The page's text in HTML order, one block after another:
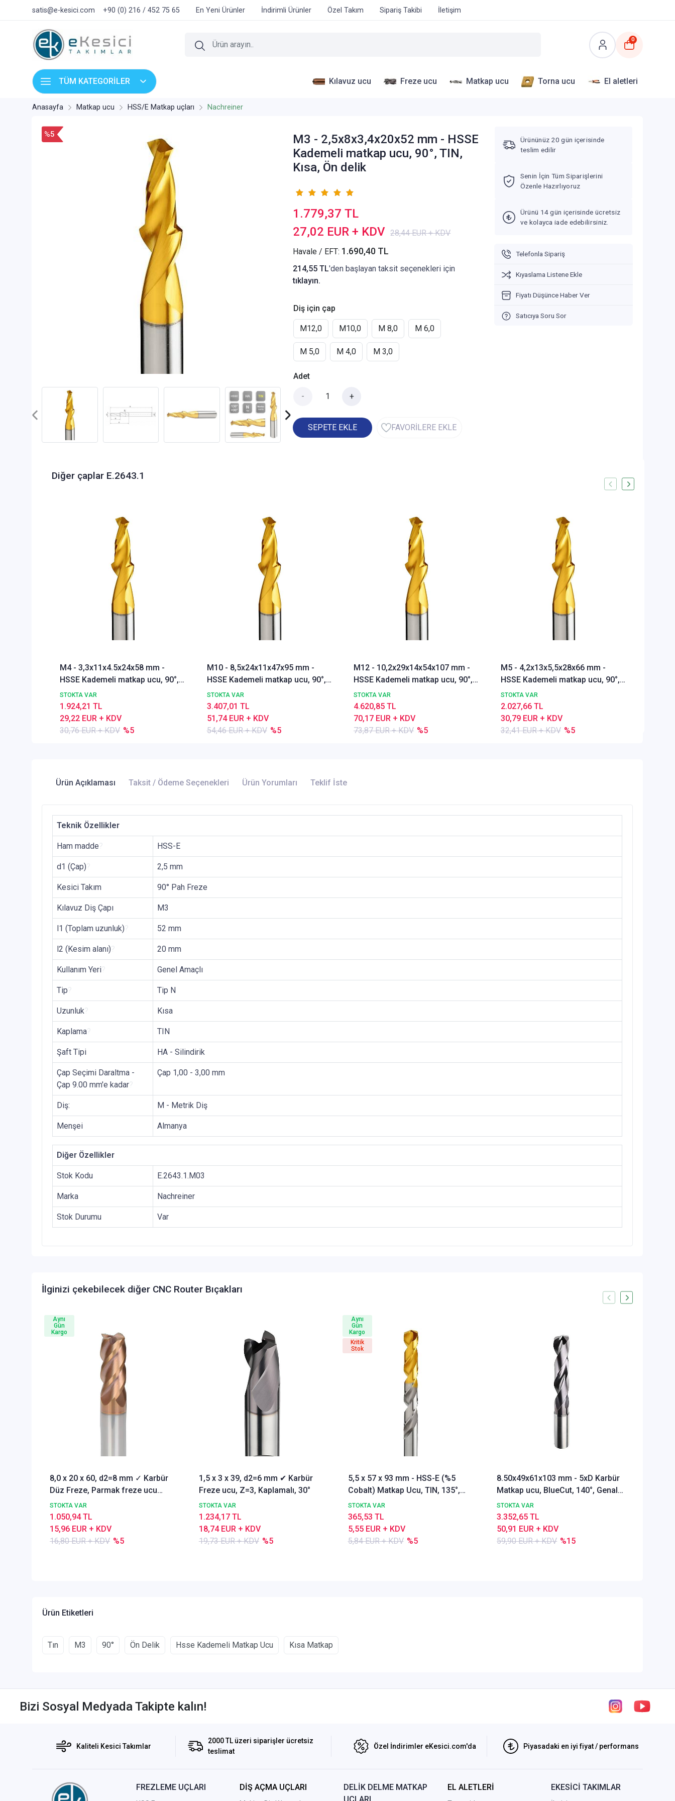
satis@e-kesici.com +90 (0) 216 / 452 75 65 En Yeni Ürünler İndirimli Ürünler Özel Takım Sipariş Takibi İletişim
0
TÜM KATEGORİLER Kılavuz ucu Freze ucu Matkap ucu Torna ucu El aletleri
Anasayfa Matkap ucu HSS/E Matkap uçları Nachreiner
%5
Diğer çaplar E.2643.1
M4 - 3,3x11x4.5x24x58 mm -
HSSE Kademeli matkap ucu, 90°,
TIN, Kısa, Ön delik
STOKTA VAR
30,76 EUR + KDV %5
29,22 EUR + KDV
1.924,21 TL
M10 - 8,5x24x11x47x95 mm -
HSSE Kademeli matkap ucu, 90°,
TIN, Kısa, Ön delik
STOKTA VAR
54,46 EUR + KDV %5
51,74 EUR + KDV
3.407,01 TL
M12 - 10,2x29x14x54x107 mm -
HSSE Kademeli matkap ucu, 90°,
TIN, Kısa, Ön delik
STOKTA VAR
73,87 EUR + KDV %5
70,17 EUR + KDV
4.620,85 TL
M5 - 4,2x13x5,5x28x66 mm -
HSSE Kademeli matkap ucu, 90°,
TIN, Kısa, Ön delik
STOKTA VAR
32,41 EUR + KDV %5
30,79 EUR + KDV
2.027,66 TL
M3 - 2,5x8x3,4x20x52 mm - HSSE
Kademeli matkap ucu, 90°, TIN,
Kısa, Ön delik
1.779,37 TL
27,02 EUR + KDV 28,44 EUR + KDV
Havale / EFT: 1.690,40 TL
214,55 TL'den başlayan taksit seçenekleri için
tıklayın.
Diş için çap
M12,0 M10,0 M 8,0 M 6,0
M 5,0 M 4,0 M 3,0
Adet
- +
SEPETE EKLE FAVORİLERE EKLE
Ürününüz 20 gün içerisinde
teslim edilir
Senin İçin Tüm Siparişlerini
Özenle Hazırlıyoruz
Ürünü 14 gün içerisinde ücretsiz
ve kolayca iade edebilirsiniz.
Telefonla Sipariş
Kıyaslama Listene Ekle
Fiyatı Düşünce Haber Ver
Satıcıya Soru Sor
Ürün Açıklaması Taksit / Ödeme Seçenekleri Ürün Yorumları Teklif İste
Teknik Özellikler
Ham madde HSS-E
d1 (Çap) 2,5 mm
Kesici Takım 90° Pah Freze
Kılavuz Diş Çapı M3
l1 (Toplam uzunluk) 52 mm
l2 (Kesim alanı) 20 mm
Kullanım Yeri Genel Amaçlı
Tip Tip N
Uzunluk Kısa
Kaplama TIN
Şaft Tipi HA - Silindirik
Çap Seçimi Daraltma -
Çap 9.00 mm'e kadar
Çap 1,00 - 3,00 mm
Diş: M - Metrik Diş
Menşei Almanya
Diğer Özellikler
Stok Kodu E.2643.1.M03
Marka Nachreiner
Stok Durumu Var
İlginizi çekebilecek diğer CNC Router Bıçakları
8,0 x 20 x 60, d2=8 mm ✓ Karbür
Düz Freze, Parmak freze ucu
Z=4,TiSiN Kaplamalı
STOKTA VAR
16,80 EUR + KDV %5
15,96 EUR + KDV
1.050,94 TL
Aynı
Gün
Kargo
1,5 x 3 x 39, d2=6 mm ✔ Karbür
Freze ucu, Z=3, Kaplamalı, 30°
STOKTA VAR
19,73 EUR + KDV %5
18,74 EUR + KDV
1.234,17 TL
5,5 x 57 x 93 mm - HSS-E (%5
Cobalt) Matkap Ucu, TIN, 135°,
DIN338 Delik Delme ucu,
Nachreiner
STOKTA VAR
5,84 EUR + KDV %5
5,55 EUR + KDV
365,53 TL
Aynı
Gün
Kargo
Kritik
Stok
8.50x49x61x103 mm - 5xD Karbür
Matkap ucu, BlueCut, 140°, Genal
amaçlı
STOKTA VAR
59,90 EUR + KDV %15
50,91 EUR + KDV
3.352,65 TL
Ürün Etiketleri
Tın M3 90° Ön Delik Hsse Kademeli Matkap Ucu Kısa Matkap
Bizi Sosyal Medyada Takipte kalın!
Kaliteli Kesici Takımlar
2000 TL üzeri siparişler ücretsiz
teslimat
Özel İndirimler eKesici.com'da Piyasadaki en iyi fiyat / performans
FREZLEME UÇLARI DİŞ AÇMA UÇLARI
DELİK DELME MATKAP
EL ALETLERİ EKESİCİ TAKIMLAR